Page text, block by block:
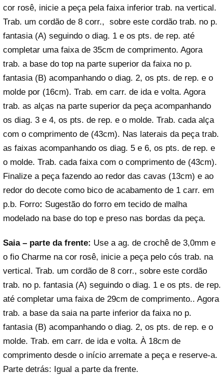
cor rosê, inicie a peça pela faixa inferior trab. na vertical.
Trab. um cordão de 8 corr., sobre este cordão trab. no p.
fantasia (A) seguindo o diag. 1 e os pts. de rep. até
completar uma faixa de 35cm de comprimento. Agora
trab. a base do top na parte superior da faixa no p.
fantasia (B) acompanhando o diag. 2, os pts. de rep. e o
molde por (16cm). Trab. em carr. de ida e volta. Agora
trab. as alças na parte superior da peça acompanhando
os diag. 3 e 4, os pts. de rep. e o molde. Trab. cada alça
com o comprimento de (43cm). Nas laterais da peça trab.
as faixas acompanhando os diag. 5 e 6, os pts. de rep. e
o molde. Trab. cada faixa com o comprimento de (43cm).
Finalize a peça fazendo ao redor das cavas (13cm) e ao
redor do decote como bico de acabamento de 1 carr. em
p.b. Forro: Sugestão do forro em tecido de malha
modelado na base do top e preso nas bordas da peça.
Saia – parte da frente: Use a ag. de crochê de 3,0mm e
o fio Charme na cor rosê, inicie a peça pelo cós trab. na
vertical. Trab. um cordão de 8 corr., sobre este cordão
trab. no p. fantasia (A) seguindo o diag. 1 e os pts. de rep.
até completar uma faixa de 29cm de comprimento.. Agora
trab. a base da saia na parte inferior da faixa no p.
fantasia (B) acompanhando o diag. 2, os pts. de rep. e o
molde. Trab. em carr. de ida e volta. À 18cm de
comprimento desde o início arremate a peça e reserve-a.
Parte detrás: Igual a parte da frente.